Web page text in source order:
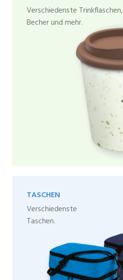
Verschiedenste Trinkflaschen,
Becher und mehr.
TASCHEN
Verschiedenste
Taschen.